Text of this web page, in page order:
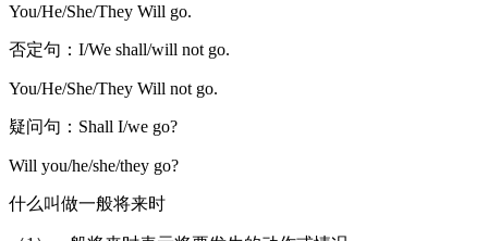
You/He/She/They Will go.
否定句：I/We shall/will not go.
You/He/She/They Will not go.
疑问句：Shall I/we go?
Will you/he/she/they go?
什么叫做一般将来时